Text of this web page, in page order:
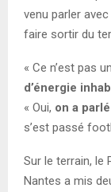
venu parler
faire sortir du
« Ce n’est pas
d’énergie
« Oui, on a
s’est passé
Sur le terrain, le
Nantes a mis